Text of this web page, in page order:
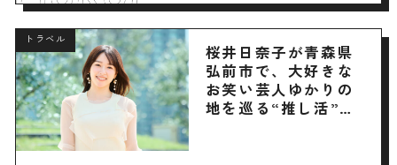
トラベル
桜井日奈子が青森県
弘前市で、大好きな
お笑い芸人ゆかりの
地を巡る“推し活”旅